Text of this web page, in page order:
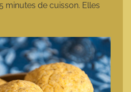
minutes de cuisson. Elles